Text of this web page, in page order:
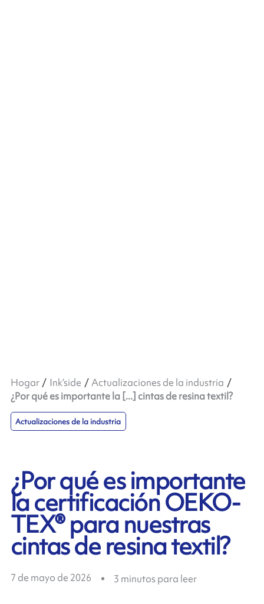
Hogar Ink’side
Actualizaciones de la industria
¿Por qué es importante la [...] cintas de resina textil?
Actualizaciones de la industria
¿Por qué es importante
la certificación OEKO-
TEX® para nuestras
cintas de resina textil?
7 de mayo de 2026 3 minutos para leer